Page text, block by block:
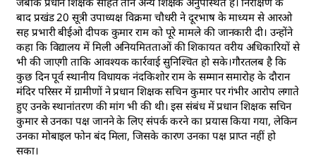
बाद प्रखंड 20 सूत्री उपाध्यक्ष विक्रमा चौधरी ने दूरभाष के माध्यम से आरओ
सह प्रभारी बीईओ दीपक कुमार राम को पूरे मामले की जानकारी दी। उन्होंने
कहा कि विद्यालय में मिली अनियमितताओं की शिकायत वरीय अधिकारियों से
भी की जाएगी ताकि आवश्यक कार्रवाई सुनिश्चित हो सके।गौरतलब है कि
कुछ दिन पूर्व स्थानीय विधायक नंदकिशोर राम के सम्मान समारोह के दौरान
मंदिर परिसर में ग्रामीणों ने प्रधान शिक्षक सचिन कुमार पर गंभीर आरोप लगाते
हुए उनके स्थानांतरण की मांग भी की थी। इस संबंध में प्रधान शिक्षक सचिन
कुमार से उनका पक्ष जानने के लिए संपर्क करने का प्रयास किया गया, लेकिन
उनका मोबाइल फोन बंद मिला, जिसके कारण उनका पक्ष प्राप्त नहीं हो
सका।